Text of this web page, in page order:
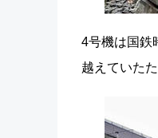
4号機は国鉄
越えていた